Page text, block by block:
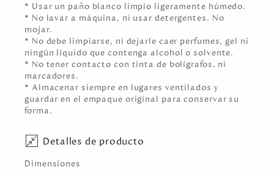
* Usar un paño blanco limpio ligeramente húmedo.
* No lavar a máquina, ni usar detergentes. No
mojar.
* No debe limpiarse, ni dejarle caer perfumes, gel ni
ningún líquido que contenga alcohol o solvente.
* No tener contacto con tinta de bolígrafos, ni
marcadores.
* Almacenar siempre en lugares ventilados y
guardar en el empaque original para conservar su
forma.
Detalles de producto
Dimensiones